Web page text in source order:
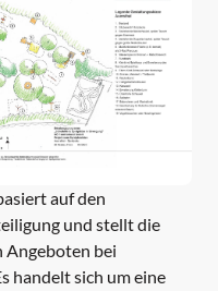
auf den
und stellt die
Angeboten bei
handelt sich um eine